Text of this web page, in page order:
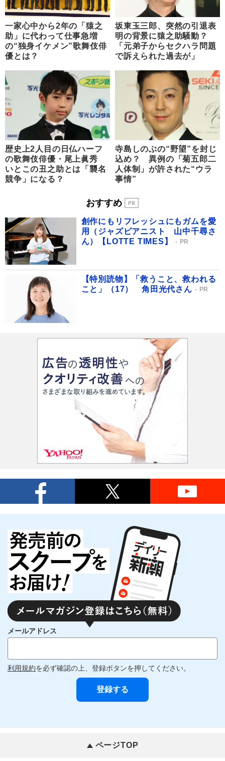
一家心中から2年の「猿之
助」に代わって仕事急増
の“独身イケメン”歌舞伎俳
優とは？
坂東玉三郎、突然の引退表
明の背景に猿之助騒動？
「元弟子からセクハラ問題
で訴えられた過去が」
歴史上2人目の日仏ハーフ
の歌舞伎俳優・尾上眞秀
いとこの丑之助とは「襲名
競争」になる？
寺島しのぶの“野望”を封じ
込め？ 異例の「菊五郎二
人体制」が許された“ウラ
事情”
おすすめ
創作にもリフレッシュにもガムを愛
用（ジャズピアニスト 山中千尋さ
ん）【LOTTE TIMES】
PR
【特別読物】「救うこと、救われる
こと」（17） 角田光代さん
PR
メールアドレス
利用規約を必ず確認の上、登録ボタンを押してください。
ページTOP